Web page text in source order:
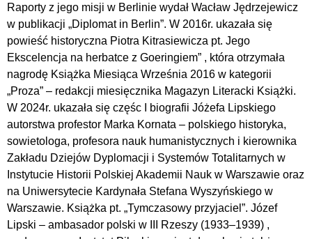
Raporty z jego misji w Berlinie wydał Wacław Jędrzejewicz
w publikacji „Diplomat in Berlin”. W 2016r. ukazała się
powieść historyczna Piotra Kitrasiewicza pt. Jego
Ekscelencja na herbatce z Goeringiem” , która otrzymała
nagrodę Książka Miesiąca Września 2016 w kategorii
„Proza” – redakcji miesięcznika Magazyn Literacki Książki.
W 2024r. ukazała się częśc I biografii Jóżefa Lipskiego
autorstwa profestor Marka Kornata – polskiego historyka,
sowietologa, profesora nauk humanistycznych i kierownika
Zakładu Dziejów Dyplomacji i Systemów Totalitarnych w
Instytucie Historii Polskiej Akademii Nauk w Warszawie oraz
na Uniwersytecie Kardynała Stefana Wyszyńskiego w
Warszawie. Książka pt. „Tymczasowy przyjaciel”. Józef
Lipski – ambasador polski w III Rzeszy (1933–1939) ,